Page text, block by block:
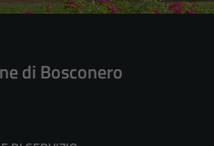
di Bosconero